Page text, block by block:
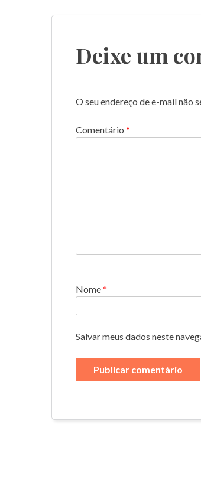
de
Deixe um
O seu endereço de e-mail não
Comentário *
Nome*
Salvar meus dados neste